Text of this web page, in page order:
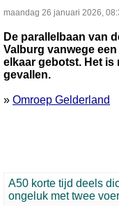
maandag 26 januari 2026,
De parallelbaan van
Valburg vanwege
elkaar gebotst. Het is
gevallen.
» Omroep Gelderland
A50 korte tijd deels
ongeluk met twee